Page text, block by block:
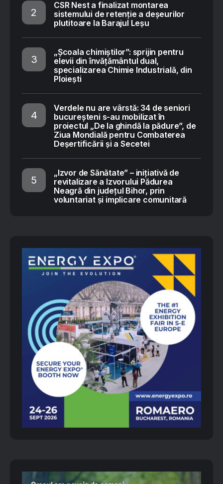
CSR Nest a finalizat montarea
sistemului de retenție a deșeurilor
plutitoare la Barajul Leșu
„Școala chimiștilor”: sprijin pentru
elevii din învățământul dual,
specializarea Chimie Industrială, din
Ploiești
Verdele nu are vârstă: 34 de seniori
bucureșteni s-au mobilizat în
proiectul „De la ghindă la pădure”, de
Ziua Mondială pentru Combaterea
Deșertificării și a Secetei
„Izvor de Sănătate” – inițiativă de
revitalizare a Izvorului Pădurea
Neagră din județul Bihor, prin
voluntariat și implicare comunitară